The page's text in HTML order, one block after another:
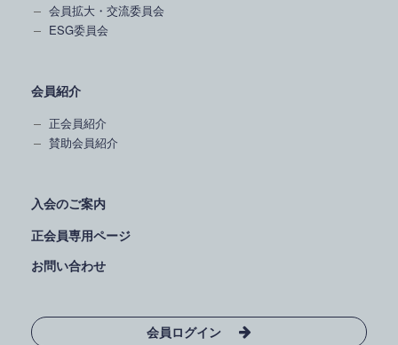
会員拡大・交流委員会
ESG委員会
会員紹介
正会員紹介
賛助会員紹介
入会のご案内
正会員専用ページ
お問い合わせ
会員ログイン